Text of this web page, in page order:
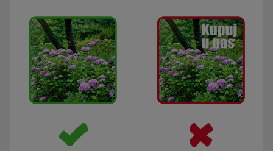
Dziecko – Odzież
Dziecko – Obuwie
Sport i turystyka – Turystyka – Bagaż
Sport i turystyka – Turystyka – Odzież
Sport i turystyka – Turystyka – Obuwie.
firmowym, jak izwykłym